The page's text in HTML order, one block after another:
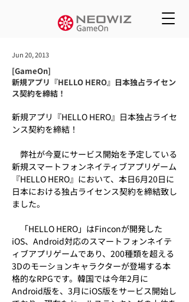
Jun 20, 2013
[GameOn]
新規アプリ『HELLO HERO』日本独占ライセン
ス契約を締結！
新規アプリ『HELLO HERO』日本独占ライセ
ンス契約を締結！
弊社が今夏にサービス開始を予定している
新規スマートフォンネイティブアプリゲーム
『HELLO HERO』において、本日6月20日に
日本における独占ライセンス契約を締結致し
ました。
「HELLO HERO」はFinconが開発した
iOS、Android対応のスマートフォンネイテ
ィブアプリゲームであり、200種類を超える
3Dのモーションキャラクターが登場する本
格的なRPGです。韓国では今年2月に
Android版を、3月にiOS版をサービス開始し